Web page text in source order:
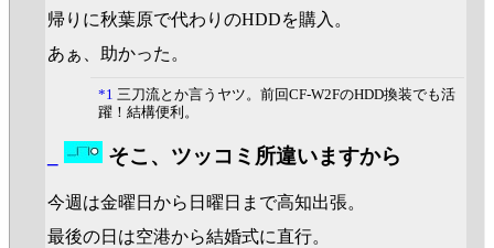
帰りに秋葉原で代わりのHDDを購入。
あぁ、助かった。
*1 三刀流とか言うヤツ。前回CF-W2FのHDD換装でも活
躍！結構便利。
そこ、ツッコミ所違いますから
今週は金曜日から日曜日まで高知出張。
最後の日は空港から結婚式に直行。